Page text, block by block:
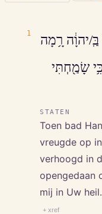
1
יהוָ֔ה רָ֥מָה
שָׂמַ֖חְתִּי
STATEN
Toen bad
vreugde op
verhoogd in
opengedaan
mij in Uw heil.
+ xref